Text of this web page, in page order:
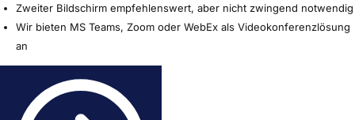
Zweiter Bildschirm empfehlenswert, aber nicht zwingend notwendig
Wir bieten MS Teams, Zoom oder WebEx als Videokonferenzlösung
an